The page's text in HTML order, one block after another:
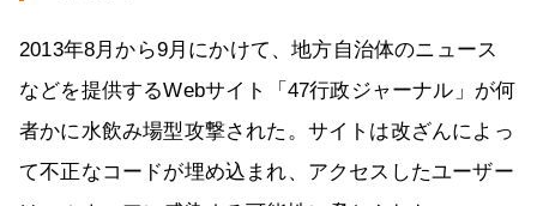
2013年8月から9月にかけて、地方自治体のニュース
などを提供するWebサイト「47行政ジャーナル」が何
者かに水飲み場型攻撃された。サイトは改ざんによっ
て不正なコードが埋め込まれ、アクセスしたユーザー